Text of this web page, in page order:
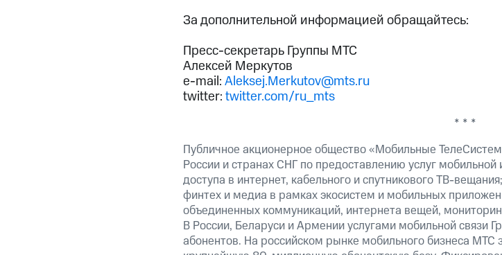
За дополнительной информацией обращайтесь:
Пресс-секретарь Группы МТС
Алексей Меркутов
e-mail:Aleksej.Merkutov@mts.ru
twitter:twitter.com/ru_mts
* * *
Публичное акционерное общество «Мобильные
России и странах СНГ по предоставлению услуг
доступа в интернет, кабельного и спутникового ТВ-
финтех и медиа в рамках экосистем и мобильных
объединенных коммуникаций, интернета вещей,
В России, Беларуси и Армении услугами мобильной связи
абонентов. На российском рынке мобильного бизнеса